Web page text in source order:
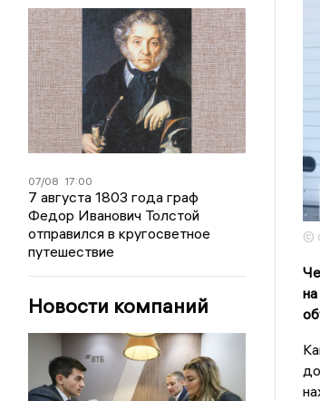
07/08 17:00
7 августа 1803 года граф
Федор Иванович Толстой
отправился в кругосветное
путешествие
Новости компаний
©